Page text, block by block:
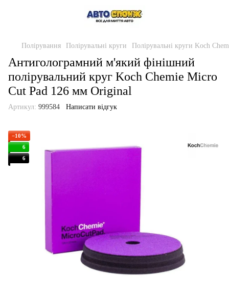
Полірування Полірувальні круги Полірувальні круги Koch
Антиголограмний м'який фінішний
полірувальний круг Koch Chemie Micro
Cut Pad 126 мм Original
Артикул: 999584 Написати відгук
−10%
6
6